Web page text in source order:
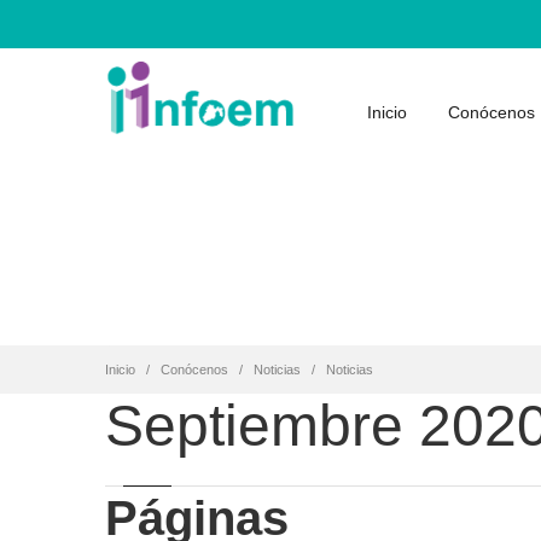
Inicio Conócenos
Inicio Conócenos Noticias Noticias
Septiembre
Páginas